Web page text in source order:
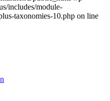
includes/module-
taxonomies-10.php on line